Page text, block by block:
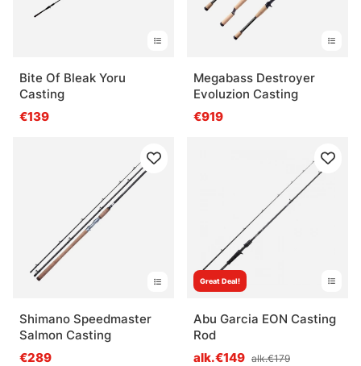
Bite Of Bleak Yoru
Casting
€139
Megabass Destroyer
Evoluzion Casting
€919
Shimano Speedmaster
Salmon Casting
€289
Great Deal!
Abu Garcia EON Casting
Rod
alk.€149 alk.€179